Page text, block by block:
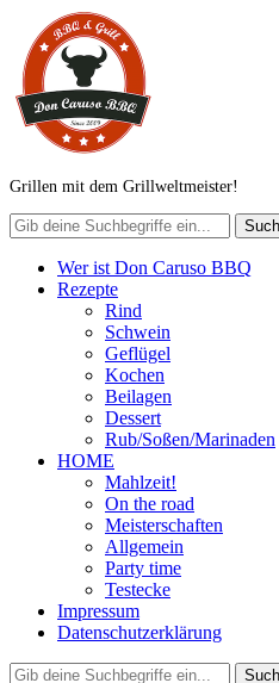
Grillen mit dem Grillweltmeister!
Wer ist Don Caruso BBQ
Rezepte
Rind
Schwein
Geflügel
Kochen
Beilagen
Dessert
Rub/Soßen/Marinaden
HOME
Mahlzeit!
On the road
Meisterschaften
Allgemein
Party time
Testecke
Impressum
Datenschutzerklärung